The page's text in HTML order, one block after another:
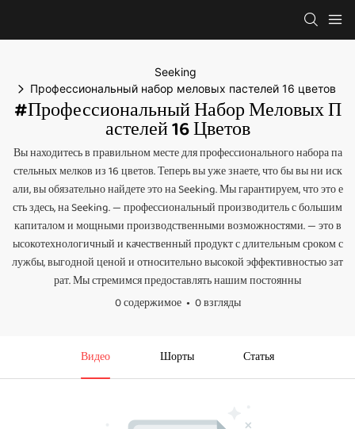
Seeking
Профессиональный набор меловых пастелей 16 цветов
#Профессиональный Набор Меловых П
Астелей 16 Цветов
Вы находитесь в правильном месте для профессионального набора па
стельных мелков из 16 цветов. Теперь вы уже знаете, что бы вы ни иск
али, вы обязательно найдете это на Seeking. Мы гарантируем, что это е
сть здесь, на Seeking. — профессиональный производитель с большим
капиталом и мощными производственными возможностями. — это в
ысокотехнологичный и качественный продукт с длительным сроком с
лужбы, выгодной ценой и относительно высокой эффективностью зат
рат. Мы стремимся предоставлять нашим постоянны
0 содержимое
0 взгляды
Видео Шорты Статья